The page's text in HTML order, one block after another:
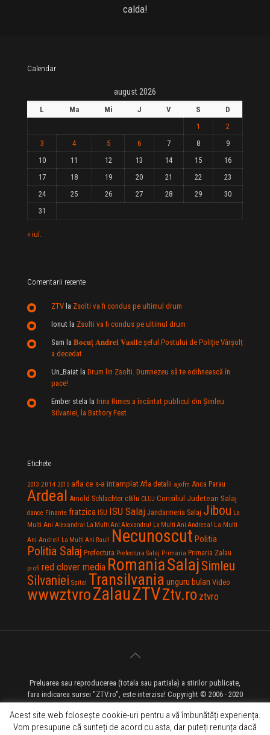
calda!
Calendar
august 2026
L Ma Mi J V S
D
1
2
3
4 5 6 7 8
9
10
11 12 13 14 15
16
17
18 19 20 21 22
23
24
25 26 27 28 29
30
31
« iul.
Comentarii recente
ZTV la Zsolti va fi condus pe ultimul drum
Ionut la Zsolti va fi condus pe ultimul drum
Sam la 𝐁𝐨𝐜𝐮ț 𝐀𝐧𝐝𝐫𝐞𝐢 𝐕𝐚𝐬𝐢𝐥e şeful Postului de Poliție Vârșolț
a decedat
Un_Baiat la Drum lin Zsolti. Dumnezeu sã te odihneascã în
pace!
Ember stela la Irina Rimes a încântat publicul din Şimleu
Silvaniei, la Bathory Fest
Etichete
2013 2014 2015 afla ce s-a intamplat Afla detalii ajofm Anca Parau
Ardeal Arnold Schlachter c8ilu CLUJ Consiliul Judetean Salaj
dance Finante fratzica ISU ISU Salaj Jandarmeria Salaj Jibou La
Multi Ani Alexandra! La Multi Ani Alexandru! La Multi Ani Andreea! La Multi
Ani Andrei! La Multi Ani Raul! Necunoscut Politia
Politia Salaj Prefectura Prefectura Salaj Primaria Primaria Zalau
profi red clover media RomaniaSalaj Simleu
Silvaniei Spital Transilvania unguru bulan Video
wwwztvroZalauZTVZtv.ro ztvro
Preluarea sau reproducerea (totala sau partiala) a stirilor publicate,
fara indicarea sursei "ZTV.ro", este interzisa! Copyright © 2006 - 2020
ZTV.ro - Televiziune pe Internet - Zalau TV
Acest site web folosește cookie-uri pentru a vă îmbunătăți experiența.
Vom presupune că sunteți de acord cu asta, dar puteți renunța dacă